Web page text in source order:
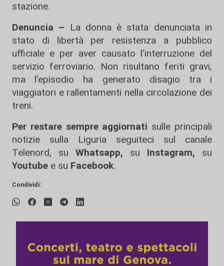
stazione.
Denuncia – La donna è stata denunciata in
stato di libertà per resistenza a pubblico
ufficiale e per aver causato l’interruzione del
servizio ferroviario. Non risultano feriti gravi,
ma l’episodio ha generato disagio tra i
viaggiatori e rallentamenti nella circolazione dei
treni.
Per restare sempre aggiornati sulle principali
notizie sulla Liguria seguiteci sul canale
Telenord, su
Whatsapp, su Instagram, su
Youtube e su Facebook.
Condividi: